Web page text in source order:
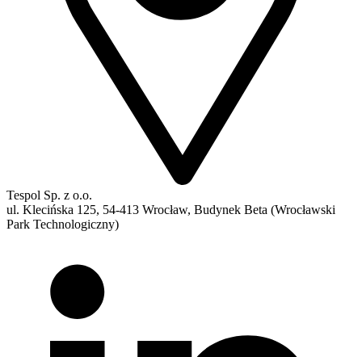
Tespol Sp. z o.o.
ul. Klecińska 125, 54-413 Wrocław, Budynek Beta (Wrocławski
Park Technologiczny)